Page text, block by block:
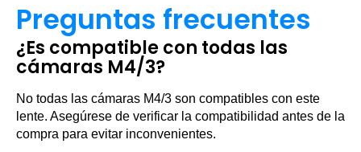
Preguntas frecuentes
¿Es compatible con todas las
cámaras M4/3?
No todas las cámaras M4/3 son compatibles con este
lente. Asegúrese de verificar la compatibilidad antes de la
compra para evitar inconvenientes.